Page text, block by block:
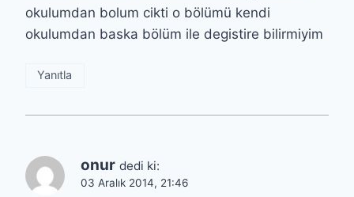
okulumdan bolum cikti o bölümü kendi
okulumdan baska bölüm ile degistire bilirmiyim
Yanıtla
onur dedi ki:
03 Aralık 2014, 21:46